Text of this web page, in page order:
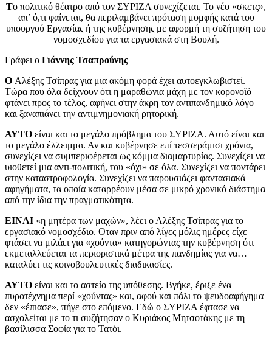
Το πολιτικό θέατρο από τον ΣΥΡΙΖΑ συνεχίζεται. Το νέο «σκετς»,
απ’ ό,τι φαίνεται, θα περιλαμβάνει πρόταση μομφής κατά του
υπουργού Εργασίας ή της κυβέρνησης με αφορμή τη συζήτηση του
νομοσχεδίου για τα εργασιακά στη Βουλή.
Γράφει ο Γιάννης Τσαπρούνης
Ο Αλέξης Τσίπρας για μια ακόμη φορά έχει αυτοεγκλωβιστεί.
Τώρα που όλα δείχνουν ότι η μαραθώνια μάχη με τον κορονοϊό
φτάνει προς το τέλος, αφήνει στην άκρη τον αντιπανδημικό λόγο
και ξαναπιάνει την αντιμνημονιακή ρητορική.
ΑΥΤΟ είναι και το μεγάλο πρόβλημα του ΣΥΡΙΖΑ. Αυτό είναι και
το μεγάλο έλλειμμα. Αν και κυβέρνησε επί τεσσεράμισι χρόνια,
συνεχίζει να συμπεριφέρεται ως κόμμα διαμαρτυρίας. Συνεχίζει να
υιοθετεί μια αντι-πολιτική, του «όχι» σε όλα. Συνεχίζει να ποντάρει
στην καταστροφολογία. Συνεχίζει να παρουσιάζει φαντασιακά
αφηγήματα, τα οποία καταρρέουν μέσα σε μικρό χρονικό διάστημα
από την ίδια την πραγματικότητα.
ΕΙΝΑΙ «η μητέρα των μαχών», λέει ο Αλέξης Τσίπρας για το
εργασιακό νομοσχέδιο. Οταν πριν από λίγες μόλις ημέρες είχε
φτάσει να μιλάει για «χούντα» κατηγορώντας την κυβέρνηση ότι
εκμεταλλεύεται τα περιοριστικά μέτρα της πανδημίας για να…
καταλύει τις κοινοβουλευτικές διαδικασίες.
ΑΥΤΟ είναι και το αστείο της υπόθεσης. Βγήκε, έριξε ένα
πυροτέχνημα περί «χούντας» και, αφού και πάλι το ψευδοαφήγημα
δεν «έπιασε», πήγε στο επόμενο. Εδώ ο ΣΥΡΙΖΑ έφτασε να
ασχολείται με το τι συζήτησαν ο Κυριάκος Μητσοτάκης με τη
βασίλισσα Σοφία για το Τατόι.